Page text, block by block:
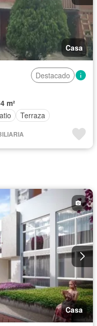
Casa
Destacado
m²
Terraza
- GREMIN INMOBILIARIA
Casa